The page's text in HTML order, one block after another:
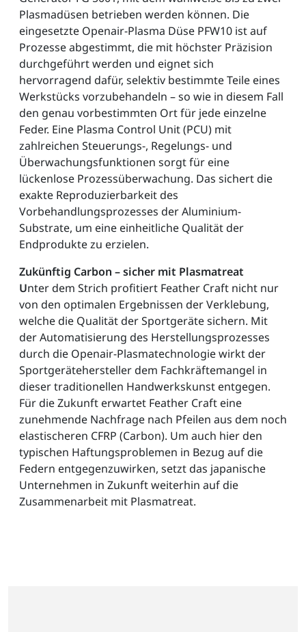
Plasmadüsen betrieben werden können. Die
eingesetzte Openair-Plasma Düse PFW10 ist auf
Prozesse abgestimmt, die mit höchster Präzision
durchgeführt werden und eignet sich
hervorragend dafür, selektiv bestimmte Teile eines
Werkstücks vorzubehandeln – so wie in diesem Fall
den genau vorbestimmten Ort für jede einzelne
Feder. Eine Plasma Control Unit (PCU) mit
zahlreichen Steuerungs-, Regelungs- und
Überwachungsfunktionen sorgt für eine
lückenlose Prozessüberwachung. Das sichert die
exakte Reproduzierbarkeit des
Vorbehandlungsprozesses der Aluminium-
Substrate, um eine einheitliche Qualität der
Endprodukte zu erzielen.
Zukünftig Carbon – sicher mit Plasmatreat
Unter dem Strich profitiert Feather Craft nicht nur
von den optimalen Ergebnissen der Verklebung,
welche die Qualität der Sportgeräte sichern. Mit
der Automatisierung des Herstellungsprozesses
durch die Openair-Plasmatechnologie wirkt der
Sportgerätehersteller dem Fachkräftemangel in
dieser traditionellen Handwerkskunst entgegen.
Für die Zukunft erwartet Feather Craft eine
zunehmende Nachfrage nach Pfeilen aus dem noch
elastischeren CFRP (Carbon). Um auch hier den
typischen Haftungsproblemen in Bezug auf die
Federn entgegenzuwirken, setzt das japanische
Unternehmen in Zukunft weiterhin auf die
Zusammenarbeit mit Plasmatreat.